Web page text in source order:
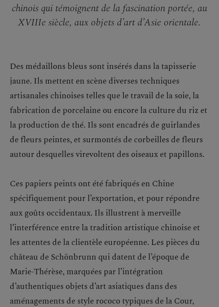
chinois qui témoignent de la fascination portée, au
XVIIIe siècle, aux objets d’art d’Asie orientale.
Des médaillons bleus sont insérés dans la tapisserie
jaune. Ils mettent en scène diverses techniques
artisanales chinoises telles que le travail de la soie, la
fabrication de porcelaine ou encore la culture du riz et
la production de thé. Ils sont encadrés de guirlandes
de fleurs peintes, et surmontés de corbeilles de fleurs
autour desquelles virevoltent des oiseaux et papillons.
Ces papiers peints ont été fabriqués en Chine
spécifiquement pour l’exportation, et pour répondre
aux goûts occidentaux. Ils illustrent à merveille
l’interférence entre la tradition artistique chinoise et
les attentes de la clientèle européenne. Les pièces du
château de Schönbrunn qui datent de l’époque de
Marie-Thérèse, marquées par l’intégration
d’authentiques objets d’art asiatiques dans des
aménagements de style rococo typiques de la Cour,